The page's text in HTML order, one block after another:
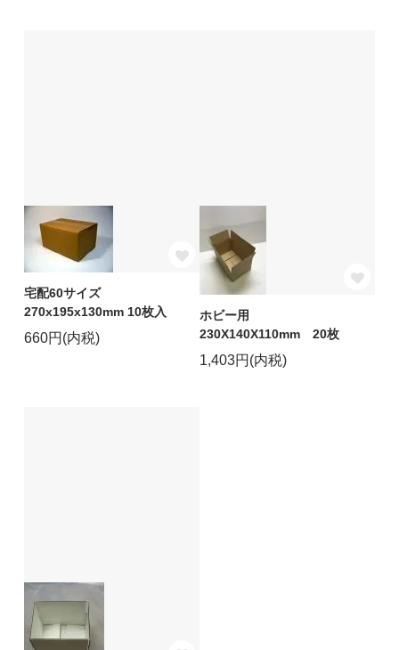
宅配60サイズ
270x195x130mm 10枚入
660円(内税)
ホビー用
230X140X110mm 20枚
1,403円(内税)